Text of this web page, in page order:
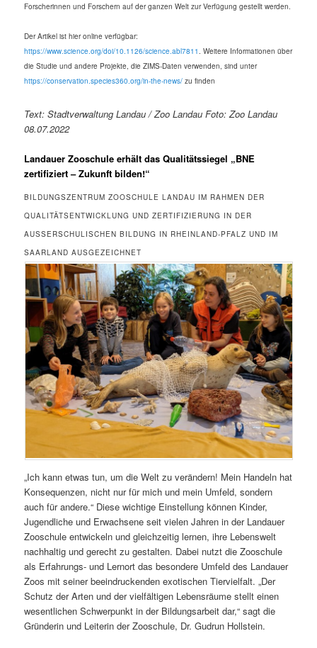
Forscherinnen und Forschern auf der ganzen Welt zur Verfügung gestellt werden.
Der Artikel ist hier online verfügbar:
https://www.science.org/doi/10.1126/science.abl7811. Weitere Informationen über
die Studie und andere Projekte, die ZIMS-Daten verwenden, sind unter
https://conservation.species360.org/in-the-news/ zu finden
Text: Stadtverwaltung Landau / Zoo Landau Foto: Zoo Landau
08.07.2022
Landauer Zooschule erhält das Qualitätssiegel „BNE
zertifiziert – Zukunft bilden!“
BILDUNGSZENTRUM ZOOSCHULE LANDAU IM RAHMEN DER
QUALITÄTSENTWICKLUNG UND ZERTIFIZIERUNG IN DER
AUSSERSCHULISCHEN BILDUNG IN RHEINLAND-PFALZ UND IM S
AARLAND AUSGEZEICHNET
„Ich kann etwas tun, um die Welt zu verändern! Mein Handeln hat
Konsequenzen, nicht nur für mich und mein Umfeld, sondern
auch für andere.“ Diese wichtige Einstellung können Kinder,
Jugendliche und Erwachsene seit vielen Jahren in der Landauer
Zooschule entwickeln und gleichzeitig lernen, ihre Lebenswelt
nachhaltig und gerecht zu gestalten. Dabei nutzt die Zooschule
als Erfahrungs- und Lernort das besondere Umfeld des Landauer
Zoos mit seiner beeindruckenden exotischen Tiervielfalt. „Der
Schutz der Arten und der vielfältigen Lebensräume stellt einen
wesentlichen Schwerpunkt in der Bildungsarbeit dar,“ sagt die
Gründerin und Leiterin der Zooschule, Dr. Gudrun Hollstein.